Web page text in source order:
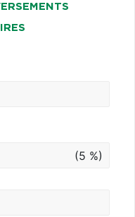
(5 %)